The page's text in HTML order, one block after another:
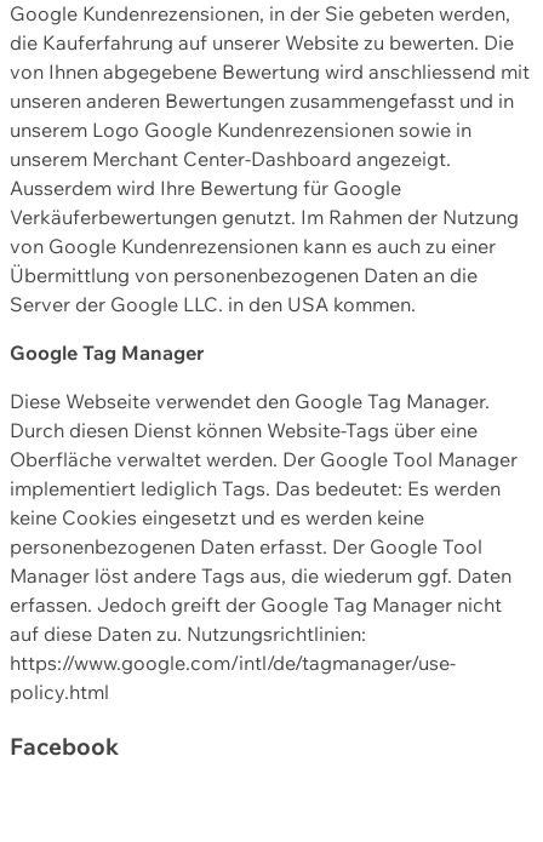
Google Kundenrezensionen, in der Sie gebeten werden,
die Kauferfahrung auf unserer Website zu bewerten. Die
von Ihnen abgegebene Bewertung wird anschliessend mit
unseren anderen Bewertungen zusammengefasst und in
unserem Logo Google Kundenrezensionen sowie in
unserem Merchant Center-Dashboard angezeigt.
Ausserdem wird Ihre Bewertung für Google
Verkäuferbewertungen genutzt. Im Rahmen der Nutzung
von Google Kundenrezensionen kann es auch zu einer
Übermittlung von personenbezogenen Daten an die
Server der Google LLC. in den USA kommen.
Google Tag Manager
Diese Webseite verwendet den Google Tag Manager.
Durch diesen Dienst können Website-Tags über eine
Oberfläche verwaltet werden. Der Google Tool Manager
implementiert lediglich Tags. Das bedeutet: Es werden
keine Cookies eingesetzt und es werden keine
personenbezogenen Daten erfasst. Der Google Tool
Manager löst andere Tags aus, die wiederum ggf. Daten
erfassen. Jedoch greift der Google Tag Manager nicht
auf diese Daten zu. Nutzungsrichtlinien:
https://www.google.com/intl/de/tagmanager/use-
policy.html
Facebook